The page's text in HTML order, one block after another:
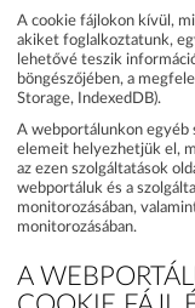
A cookie fájlokon kívül,
akiket foglalkoztatunk,
lehetővé teszik
böngészőjében, a
Storage, IndexedDB).
A webportálunkon egyéb
elemeit helyezhetjük el,
az ezen szolgáltatások
webportáluk és a
monitorozásában,
monitorozásában.
A